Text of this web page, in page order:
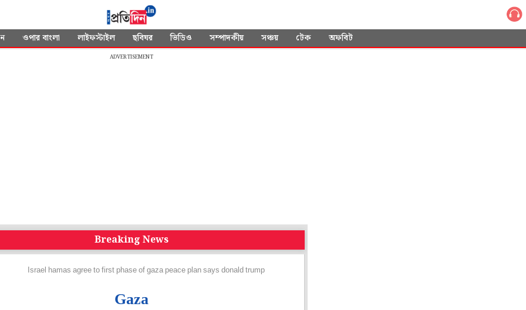
ওপার বাংলা লাইফস্টাইল ছবিঘর ভিডিও সম্পাদকীয় সঞ্চয় টেক অফবিট
ADVERTISEMENT
Breaking News
Israel hamas agree to first phase of gaza peace plan says donald trump
Gaza